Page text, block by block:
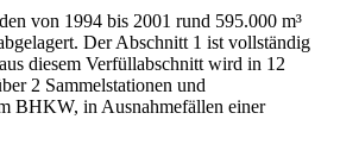
von 1994 bis 2001 rund 595.000 m³
Der Abschnitt 1 ist vollständig
diesem Verfüllabschnitt wird in 12
2 Sammelstationen und
BHKW, in Ausnahmefällen einer